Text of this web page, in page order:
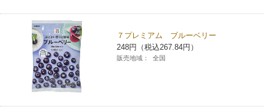
７プレミアム ブルーベリー
248円（税込267.84円）
販売地域： 全国